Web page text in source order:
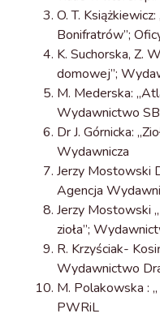
O. T.
Bonifratrów”;
K. Suchorska, Z.
domowej”;
M. Mederska:
Wydawnictwo
Dr J. Górnicka:
Wydawnicza
Jerzy Mostowski
Agencja
Jerzy Mostowski
zioła”;
R. Krzyściak-
Wydawnictwo
M. Polakowska :
PWRiL